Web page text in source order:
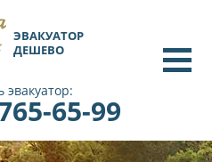
ЭВАКУАТОР
ДЕШЕВО
эвакуатор:
65-99